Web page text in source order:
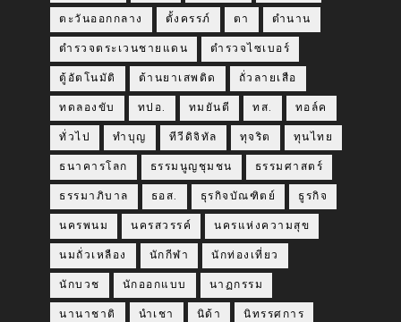
ตะวันออกกลาง ตั้งครรภ์ ตา ตำนาน
ตำรวจตระเวนชายแดน ตำรวจไซเบอร์
ตู้อัตโนมัติ ต้านยาเสพติด ถั่วลายเสือ
ทดลองขับ ทปอ. ทมยันตี ทส. ทอล์ค
ทั่วไป ทำบุญ ทีวีดิจิทัล ทุจริต ทุนไทย
ธนาคารโลก ธรรมนูญชุมชน ธรรมศาสตร์
ธรรมาภิบาล ธอส. ธุรกิจบัณฑิตย์ ธูรกิจ
นครพนม นครสวรรค์ นครแห่งความสุข
นมถั่วเหลือง นักกีฬา นักท่องเที่ยว
นักบวช นักออกแบบ นาฏกรรม
นานาชาติ นำเชา นิด้า นิทรรศการ